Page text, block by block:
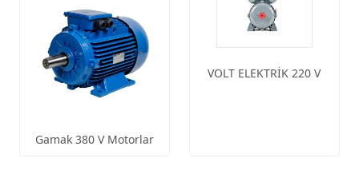
Gamak 380 V Motorlar
VOLT ELEKTRİK 220 V